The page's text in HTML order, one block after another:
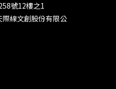
號12樓之1
線文創股份有限公